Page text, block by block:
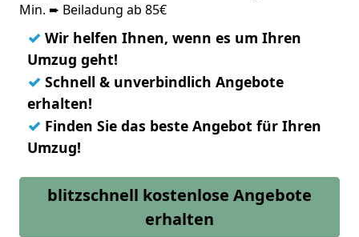
Min. ➨ Beiladung ab 85€
✓ Wir helfen Ihnen, wenn es um Ihren
Umzug geht!
✓ Schnell & unverbindlich Angebote
erhalten!
✓ Finden Sie das beste Angebot für Ihren
Umzug!
blitzschnell kostenlose Angebote
erhalten